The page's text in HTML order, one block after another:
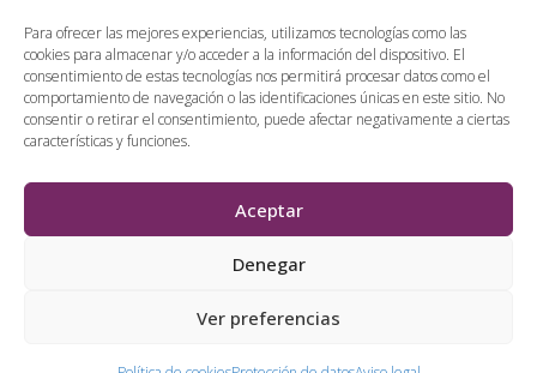
Para ofrecer las mejores experiencias, utilizamos tecnologías como las
cookies para almacenar y/o acceder a la información del dispositivo. El
consentimiento de estas tecnologías nos permitirá procesar datos como el
comportamiento de navegación o las identificaciones únicas en este sitio. No
consentir o retirar el consentimiento, puede afectar negativamente a ciertas
características y funciones.
Aceptar
Denegar
Ver preferencias
PlasenciaDigital.com | Formulario de contacto
Publicidad en Plasencia Digital
|
Política de cookies (UE)
| Protección de datos
|
Aviso legal
| Diseño web en Plasencia
por los administradores antes de ser publicado. No se aceptarán
contenidos que falten al respeto, insulten o desprecien a
personas, lugares o empresas.